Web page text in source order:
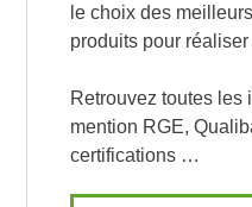
le choix des
produits pour
Retrouvez toutes les
mention RGE,
certifications …